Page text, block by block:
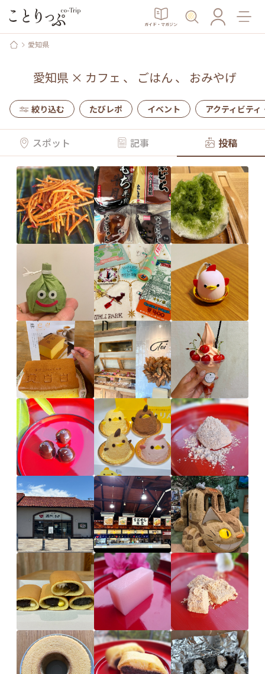
ガイド・マガジン
愛知県
愛知県 × カフェ 、 ごはん 、 おみやげ
絞り込む たびレポ イベント アクティビティ
スポット 記事 投稿